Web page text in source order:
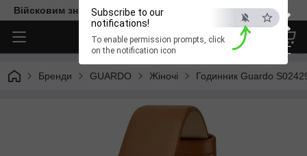
×
ESC
Subscribe to our
notifications!
To enable permission prompts, click
on the notification icon
Війсковим знижка -15%. Безкоштовна доставка
Бренди GUARDO Жіночі Годинник Guardo